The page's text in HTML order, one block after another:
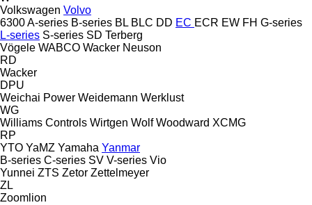
Volkswagen Volvo
6300A-series B-series BL BLC DD EC ECR EW FH G-series
L-series S-series SD Terberg
Vögele WABCO Wacker Neuson
RD
Wacker
DPU
Weichai Power Weidemann Werklust
WG
Williams Controls Wirtgen Wolf Woodward XCMG
RP
YTO YaMZ Yamaha Yanmar
B-series C-series SV V-series Vio
Yunnei ZTS Zetor Zettelmeyer
ZL
Zoomlion